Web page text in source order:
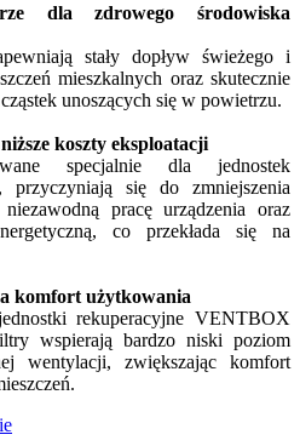
dla zdrowego środowiska
stały dopływ świeżego i
mieszkalnych oraz skutecznie
unoszących się w powietrzu.
koszty eksploatacji
specjalnie dla jednostek
się do zmniejszenia
pracę urządzenia oraz
co przekłada się na
komfort użytkowania
rekuperacyjne VENTBOX
wspierają bardzo niski poziom
wentylacji, zwiększając komfort